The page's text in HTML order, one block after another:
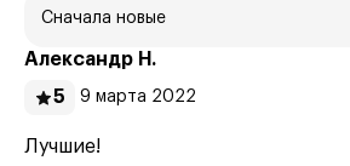
Сначала новые
Александр Н.
5
9 марта 2022
Лучшие!